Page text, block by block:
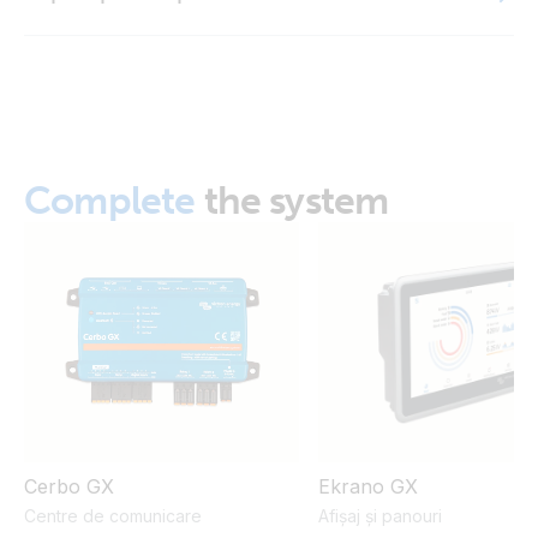
GX IO-Extender 150 (side2)
GX IO-Extender 150 (top)
GX IO-Extender 150 (front-angle)
Complete the system
Cerbo GX
Centre de comunicare
Ekrano GX
Afișaj și panouri